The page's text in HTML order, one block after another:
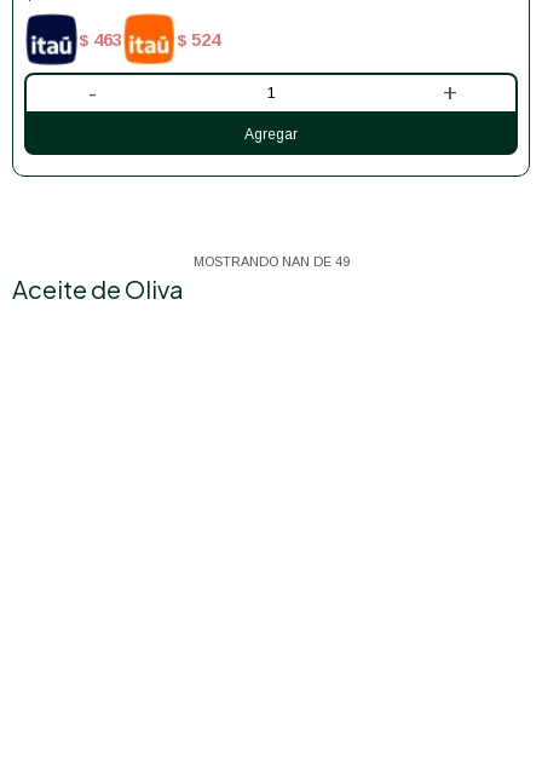
$ 463 $ 524
- +
MOSTRANDO NAN DE 49
Aceite de Oliva